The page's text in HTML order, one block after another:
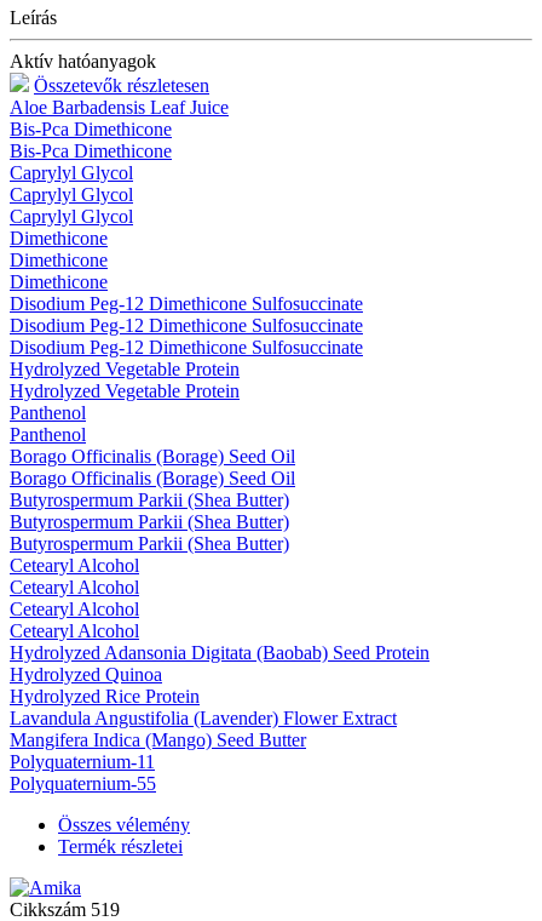
Leírás
Aktív hatóanyagok
Összetevők részletesen
Aloe Barbadensis Leaf Juice
Bis-Pca Dimethicone
Bis-Pca Dimethicone
Caprylyl Glycol
Caprylyl Glycol
Caprylyl Glycol
Dimethicone
Dimethicone
Dimethicone
Disodium Peg-12 Dimethicone Sulfosuccinate
Disodium Peg-12 Dimethicone Sulfosuccinate
Disodium Peg-12 Dimethicone Sulfosuccinate
Hydrolyzed Vegetable Protein
Hydrolyzed Vegetable Protein
Panthenol
Panthenol
Borago Officinalis (Borage) Seed Oil
Borago Officinalis (Borage) Seed Oil
Butyrospermum Parkii (Shea Butter)
Butyrospermum Parkii (Shea Butter)
Butyrospermum Parkii (Shea Butter)
Cetearyl Alcohol
Cetearyl Alcohol
Cetearyl Alcohol
Cetearyl Alcohol
Hydrolyzed Adansonia Digitata (Baobab) Seed Protein
Hydrolyzed Quinoa
Hydrolyzed Rice Protein
Lavandula Angustifolia (Lavender) Flower Extract
Mangifera Indica (Mango) Seed Butter
Polyquaternium-11
Polyquaternium-55
Összes vélemény
Termék részletei
Cikkszám 519